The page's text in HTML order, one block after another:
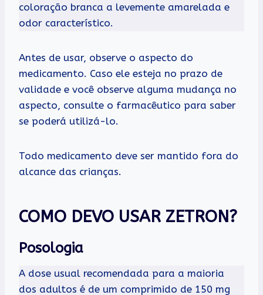
coloração branca a levemente amarelada e
odor característico.
Antes de usar, observe o aspecto do
medicamento. Caso ele esteja no prazo de
validade e você observe alguma mudança no
aspecto, consulte o farmacêutico para saber
se poderá utilizá-lo.
Todo medicamento deve ser mantido fora do
alcance das crianças.
COMO DEVO USAR ZETRON?
Posologia
A dose usual recomendada para a maioria
dos adultos é de um comprimido de 150 mg